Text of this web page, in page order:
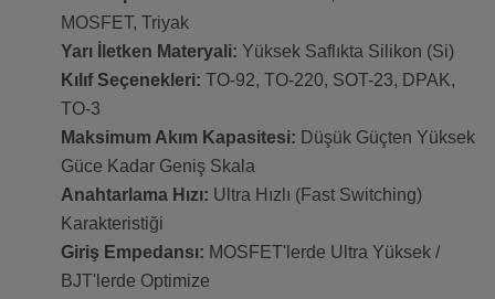
MOSFET, Triyak
Yarı İletken Materyali: Yüksek Saflıkta Silikon (Si)
Kılıf Seçenekleri: TO-92, TO-220, SOT-23, DPAK,
TO-3
Maksimum Akım Kapasitesi: Düşük Güçten Yüksek
Güce Kadar Geniş Skala
Anahtarlama Hızı: Ultra Hızlı (Fast Switching)
Karakteristiği
Giriş Empedansı: MOSFET'lerde Ultra Yüksek /
BJT'lerde Optimize